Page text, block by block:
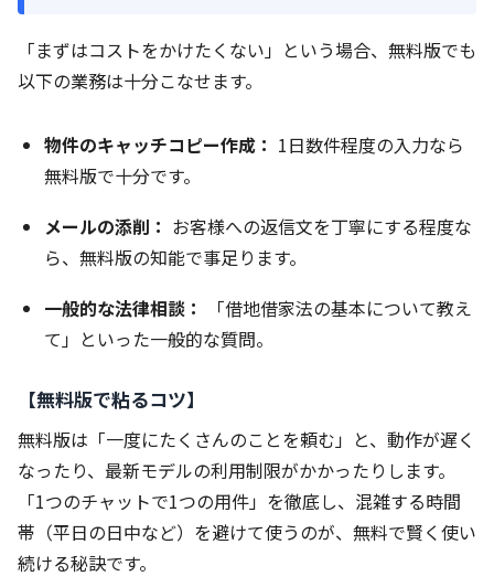
「まずはコストをかけたくない」という場合、無料版でも
以下の業務は十分こなせます。
物件のキャッチコピー作成： 1日数件程度の入力なら
無料版で十分です。
メールの添削： お客様への返信文を丁寧にする程度な
ら、無料版の知能で事足ります。
一般的な法律相談：
「借地借家法の基本について教え
て」といった一般的な質問。
【無料版で粘るコツ】
無料版は「一度にたくさんのことを頼む」と、動作が遅く
なったり、最新モデルの利用制限がかかったりします。
「1つのチャットで1つの用件」を徹底し、混雑する時間
帯（平日の日中など）を避けて使うのが、無料で賢く使い
続ける秘訣です。